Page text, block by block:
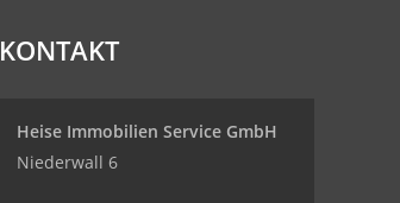
KONTAKT
Heise Immobilien Service GmbH
Niederwall 6